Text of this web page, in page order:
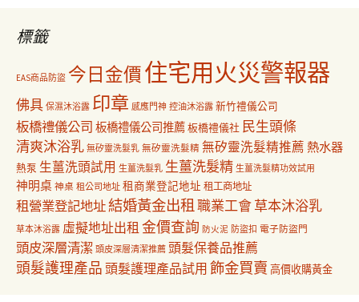
標籤
EAS商品防盜 今日金價住宅用火災警報器
佛具 保濕沐浴露 印章 感應門神 控油沐浴露 新竹禮儀公司
板橋禮儀公司 板橋禮儀公司推薦板橋禮儀社 民生頭條
清爽沐浴乳 無矽靈洗髮乳 無矽靈洗髮精 無矽靈洗髮精推薦 熱水器
熱泵 生薑洗頭試用 生薑洗髮乳 生薑洗髮精 生薑洗髮精功效試用
神明桌 神桌 租公司地址 租商業登記地址 租工商地址
租營業登記地址結婚黃金出租職業工會草本沐浴乳
草本沐浴露 虛擬地址出租 金價查詢 防火泥 防盜扣 電子防盜門
頭皮深層清潔 頭皮深層清潔推薦 頭髮保養品推薦
頭髮護理產品 頭髮護理產品試用 飾金買賣 高價收購黃金